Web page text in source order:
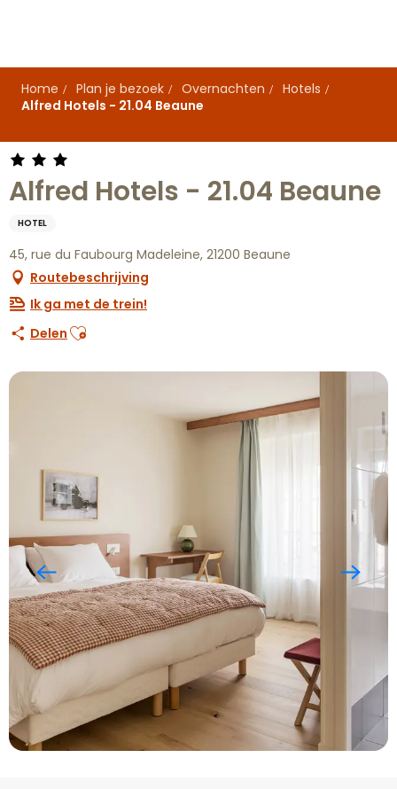
principal
Home
Plan je bezoek Overnachten
Hotels
Alfred Hotels - 21.04 Beaune
Alfred Hotels - 21.04 Beaune
HOTEL
45, rue du Faubourg Madeleine, 21200 Beaune
Routebeschrijving
Ik ga met de trein!
Delen Ajouter aux favoris